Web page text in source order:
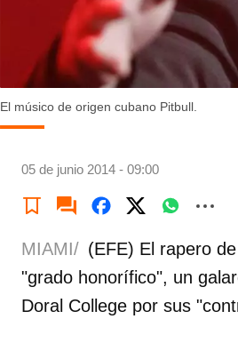
El músico de origen cubano Pitbull.
05 de junio 2014 - 09:00
MIAMI/ (EFE) El rapero
"grado honorífico", un
Doral College por sus